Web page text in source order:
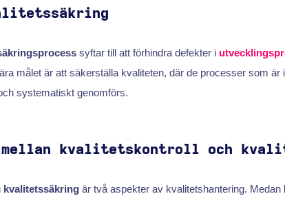
syftar till att förhindra defekter i
målet är att säkerställa kvaliteten, där de processer som är
systematiskt genomförs.
mellan kvalitetskontroll och
kvalitetssäkringär två aspekter av kvalitetshantering. Medan